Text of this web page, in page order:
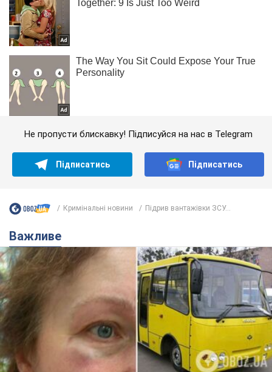
Не пропусти блискавку! Підписуйся на нас в Telegram
Підписатись Підписатись
Кримінальні новини Підрив вантажівки ЗСУ...
Важливе